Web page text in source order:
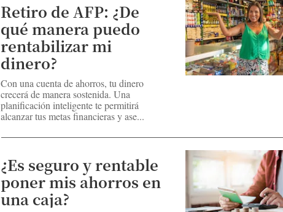
Retiro de AFP: ¿De
qué manera puedo
rentabilizar mi
dinero?
Con una cuenta de ahorros, tu dinero
crecerá de manera sostenida. Una
planificación inteligente te permitirá
alcanzar tus metas financieras y ase...
¿Es seguro y rentable
poner mis ahorros en
una caja?